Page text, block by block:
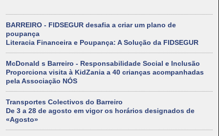
BARREIRO - FIDSEGUR desafia a criar um plano de
poupança
Literacia Financeira e Poupança: A Solução da FIDSEGUR
McDonald s Barreiro - Responsabilidade Social e Inclusão
Proporciona visita à KidZania a 40 crianças acompanhadas
pela Associação NÓS
Transportes Colectivos do Barreiro
De 3 a 28 de agosto em vigor os horários designados de
«Agosto»